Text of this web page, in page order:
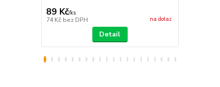
89 Kč/ks
74 Kč bez DPH na dotaz
Detail